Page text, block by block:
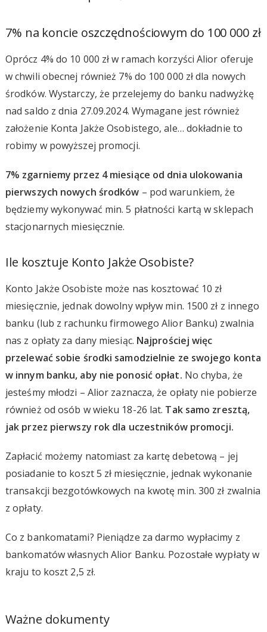
7% na koncie oszczędnościowym do 100 000 zł
Oprócz 4% do 10 000 zł w ramach korzyści Alior oferuje
w chwili obecnej również 7% do 100 000 zł dla nowych
środków. Wystarczy, że przelejemy do banku nadwyżkę
nad saldo z dnia 27.09.2024. Wymagane jest również
założenie Konta Jakże Osobistego, ale… dokładnie to
robimy w powyższej promocji.
7% zgarniemy przez 4 miesiące od dnia ulokowania
pierwszych nowych środków – pod warunkiem, że
będziemy wykonywać min. 5 płatności kartą w sklepach
stacjonarnych miesięcznie.
Ile kosztuje Konto Jakże Osobiste?
Konto Jakże Osobiste może nas kosztować 10 zł
miesięcznie, jednak dowolny wpływ min. 1500 zł z innego
banku (lub z rachunku firmowego Alior Banku) zwalnia
nas z opłaty za dany miesiąc. Najprościej więc
przelewać sobie środki samodzielnie ze swojego konta
w innym banku, aby nie ponosić opłat. No chyba, że
jesteśmy młodzi – Alior zaznacza, że opłaty nie pobierze
również od osób w wieku 18-26 lat. Tak samo zresztą,
jak przez pierwszy rok dla uczestników promocji.
Zapłacić możemy natomiast za kartę debetową – jej
posiadanie to koszt 5 zł miesięcznie, jednak wykonanie
transakcji bezgotówkowych na kwotę min. 300 zł zwalnia
z opłaty.
Co z bankomatami? Pieniądze za darmo wypłacimy z
bankomatów własnych Alior Banku. Pozostałe wypłaty w
kraju to koszt 2,5 zł.
Ważne dokumenty